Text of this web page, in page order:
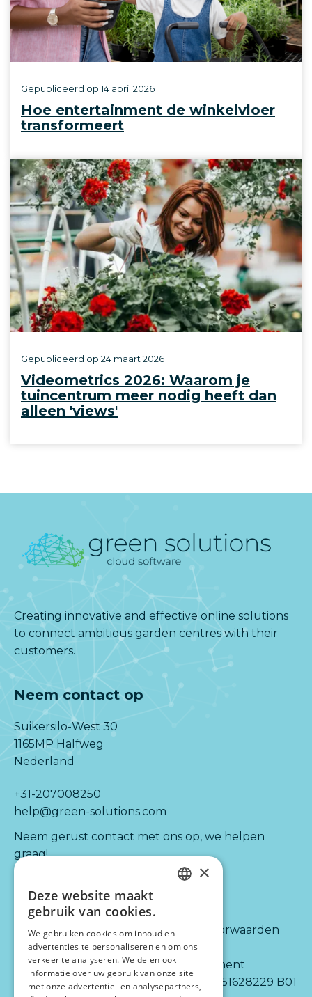
Hoe entertainment de winkelvloer
transformeert
Gepubliceerd op 14 april 2026
Videometrics 2026: Waarom je
tuincentrum meer nodig heeft dan
alleen 'views'
Gepubliceerd op 24 maart 2026
Creating innovative and effective online solutions
to connect ambitious garden centres with their
customers.
Neem contact op
Suikersilo-West 30
1165MP Halfweg
Nederland
+31-207008250
help@green-solutions.com
Neem gerust contact met ons op, we helpen
graag!
Kijk ook naar:
Diensten
Integraties
Partners
Over ons
Informatie
Algemene voorwaarden
Disclaimer
Privacy statement
BTW-nr.: NL 851628229 B01
×
Deze website maakt
gebruik van cookies.
We gebruiken cookies om inhoud en
advertenties te personaliseren en om ons
verkeer te analyseren. We delen ook
informatie over uw gebruik van onze site
met onze advertentie- en analysepartners,